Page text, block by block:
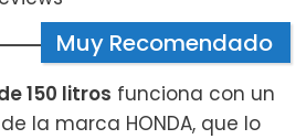
Muy Recomendado
150 litros funciona con un
la marca HONDA, que lo